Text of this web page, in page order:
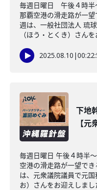
毎週日曜日 午後４時
那覇空港の滑走路が一
週は、一般社団法人 琉
（ほう・とくき）さん
2025.08.10 |
下地
【
毎週日曜日 午後４時半
空港の滑走路が一望で
は、元衆議院議員で元
お）さんをお迎えしま